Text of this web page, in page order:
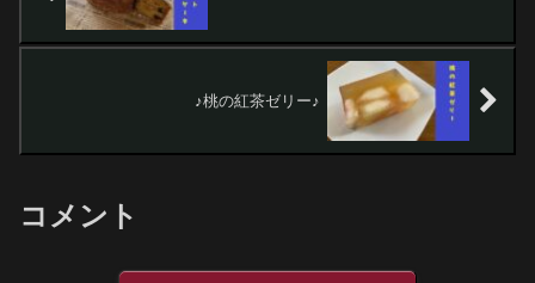
♪桃の紅茶ゼリー♪
コメント